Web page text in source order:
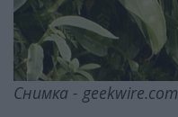
Снимка - geekwire.com